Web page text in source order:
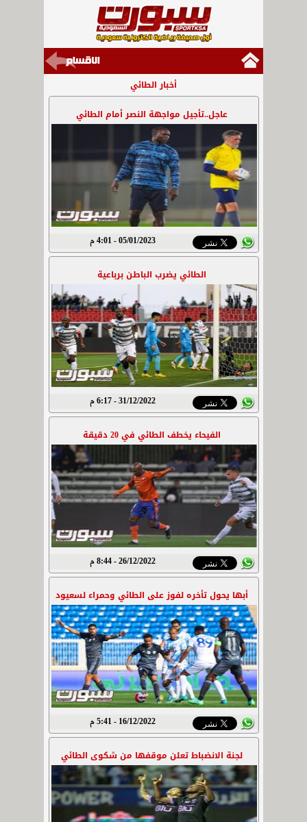
أخبار الطائي
عاجل..تأجيل مواجهة النصر أمام الطائي
05/01/2023 - 4:01 م
الطائي يضرب الباطن برباعية
31/12/2022 - 6:17 م
الفيحاء يخطف الطائي في 20 دقيقة
26/12/2022 - 8:44 م
أبها يحول تأخره لفوز على الطائي وحمراء لسعيود
16/12/2022 - 5:41 م
لجنة الانضباط تعلن موقفها من شكوى الطائي